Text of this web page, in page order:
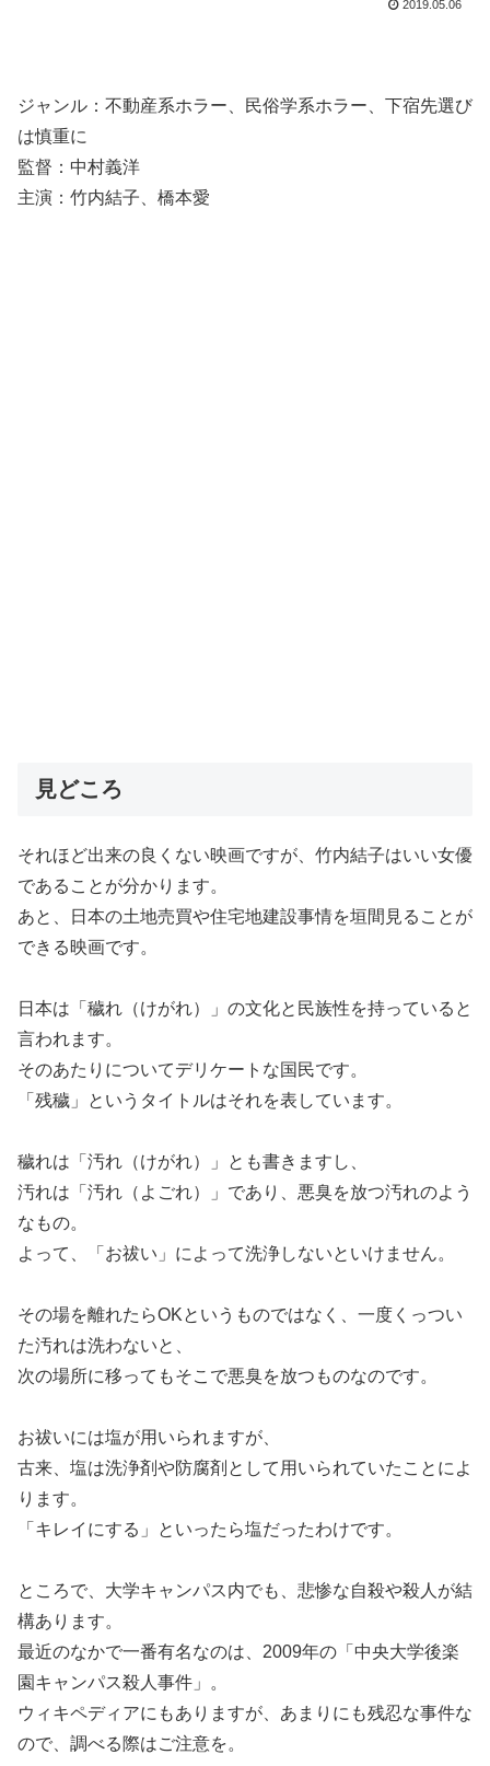
2019.05.06
ジャンル：不動産系ホラー、民俗学系ホラー、下宿先選び
は慎重に
監督：中村義洋
主演：竹内結子、橋本愛
見どころ
それほど出来の良くない映画ですが、竹内結子はいい女優
であることが分かります。
あと、日本の土地売買や住宅地建設事情を垣間見ることが
できる映画です。
日本は「穢れ（けがれ）」の文化と民族性を持っていると
言われます。
そのあたりについてデリケートな国民です。
「残穢」というタイトルはそれを表しています。
穢れは「汚れ（けがれ）」とも書きますし、
汚れは「汚れ（よごれ）」であり、悪臭を放つ汚れのよう
なもの。
よって、「お祓い」によって洗浄しないといけません。
その場を離れたらOKというものではなく、一度くっつい
た汚れは洗わないと、
次の場所に移ってもそこで悪臭を放つものなのです。
お祓いには塩が用いられますが、
古来、塩は洗浄剤や防腐剤として用いられていたことによ
ります。
「キレイにする」といったら塩だったわけです。
ところで、大学キャンパス内でも、悲惨な自殺や殺人が結
構あります。
最近のなかで一番有名なのは、2009年の「中央大学後楽
園キャンパス殺人事件」。
ウィキペディアにもありますが、あまりにも残忍な事件な
ので、調べる際はご注意を。